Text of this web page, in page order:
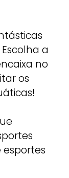
a
no
os
esportes